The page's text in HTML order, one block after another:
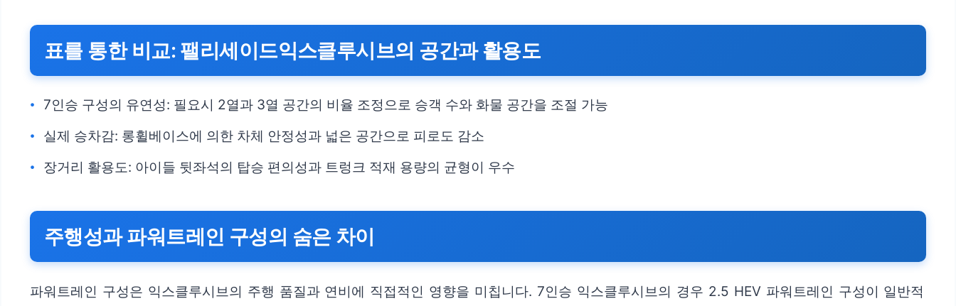
표를 통한 비교: 팰리세이드익스클루시브의 공간과 활용도
7인승 구성의 유연성: 필요시 2열과 3열 공간의 비율 조정으로 승객 수와 화물 공간을 조절 가능
실제 승차감: 롱휠베이스에 의한 차체 안정성과 넓은 공간으로 피로도 감소
장거리 활용도: 아이들 뒷좌석의 탑승 편의성과 트렁크 적재 용량의 균형이 우수
주행성과 파워트레인 구성의 숨은 차이
파워트레인 구성은 익스클루시브의 주행 품질과 연비에 직접적인 영향을 미칩니다. 7인승 익스클루시브의 경우 2.5 HEV 파워트레인 구성이 일반적